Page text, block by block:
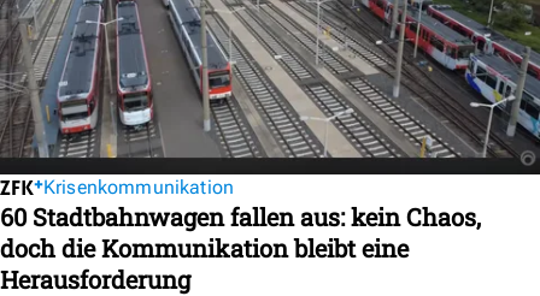
Krisenkommunikation
60 Stadtbahnwagen fallen aus: kein Chaos,
doch die Kommunikation bleibt eine
Herausforderung